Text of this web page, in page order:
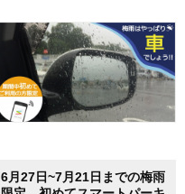
6月27日~7月21日までの梅雨